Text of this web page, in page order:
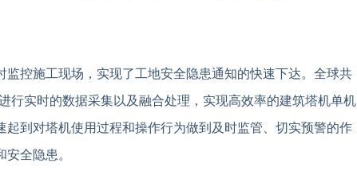
监控施工现场，实现了工地安全隐患通知的快速下达。全球共
行实时的数据采集以及融合处理，实现高效率的建筑塔机单机
到对塔机使用过程和操作行为做到及时监管、切实预警的作
全隐患。